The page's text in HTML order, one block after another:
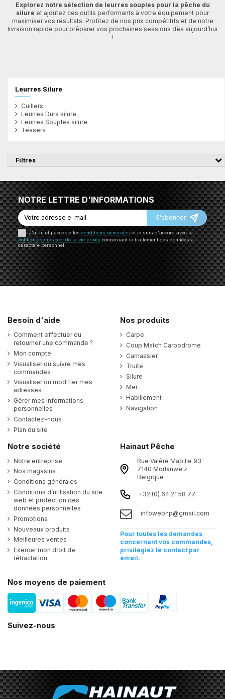
Explorez notre sélection de leurres souples pour la pêche du
silure et ajoutez ces outils performants à votre équipement pour
maximiser vos résultats. Profitez de nos prix compétitifs et de notre
livraison rapide pour préparer vos prochaines sessions dès aujourd’hui
!
Leurres Silure
Cuillers
Leurres Durs silure
Leurres Souples silure
Teasers
Filtres
NOTRE LETTRE D'INFORMATIONS
S'abonner
J'ai lu et j'accepte les conditions générales et je suis d'accord avec la
politique de respect de la vie privéeconcernant le traitement des données à
caractère personnel.
Besoin d'aide
Comment effectuer ou
retourner une commande ?
Mon compte
Visualiser ou suivre mes
commandes
Visualiser ou modifier mes
adresses
Gérer mes informations
personnelles
Contactez-nous
Plan du site
Nos produits
Carpe
Coup Match Carpodrome
Carnassier
Truite
Silure
Mer
Habillement
Navigation
Notre société
Notre entreprise
Nos magasins
Conditions générales
Conditions d’utilisation du site
web et protection des
données personnelles
Promotions
Nouveaux produits
Meilleures ventes
Exercer mon droit de
rétractation
Hainaut Pêche
Rue Valère Mabille 93
7140 Morlanwelz
Belgique
+32 (0) 64 21 58 77
infowebhp@gmail.com
Pour toutes les demandes
concernant vos commandes,
privilégiez le contact par
email.
Nos moyens de paiement
Suivez-nous